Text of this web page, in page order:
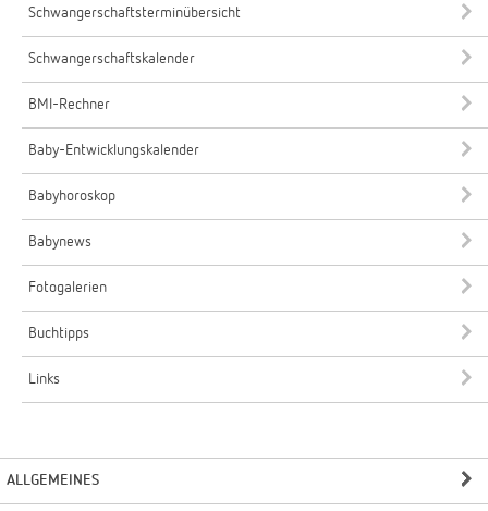
Schwangerschaftsterminübersicht
Schwangerschaftskalender
BMI-Rechner
Baby-Entwicklungskalender
Babyhoroskop
Babynews
Fotogalerien
Buchtipps
Links
ALLGEMEINES